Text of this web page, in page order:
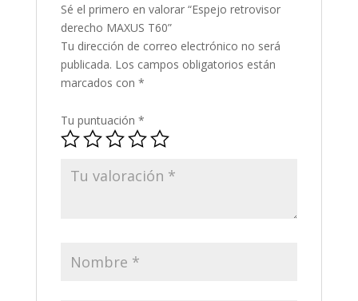
Sé el primero en valorar “Espejo retrovisor
derecho MAXUS T60”
Tu dirección de correo electrónico no será
publicada. Los campos obligatorios están
marcados con *
Tu puntuación *